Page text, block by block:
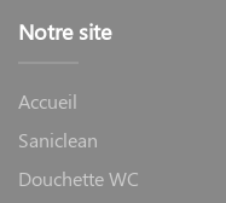
Notre site
Accueil
Saniclean
Douchette WC